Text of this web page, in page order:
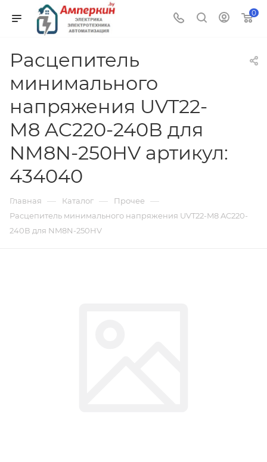
0
Расцепитель
минимального
напряжения UVT22-
M8 AC220-240В для
NM8N-250HV артикул:
434040
Главная — Каталог — Прочее —
Расцепитель минимального напряжения UVT22-M8 AC220-
240В для NM8N-250HV